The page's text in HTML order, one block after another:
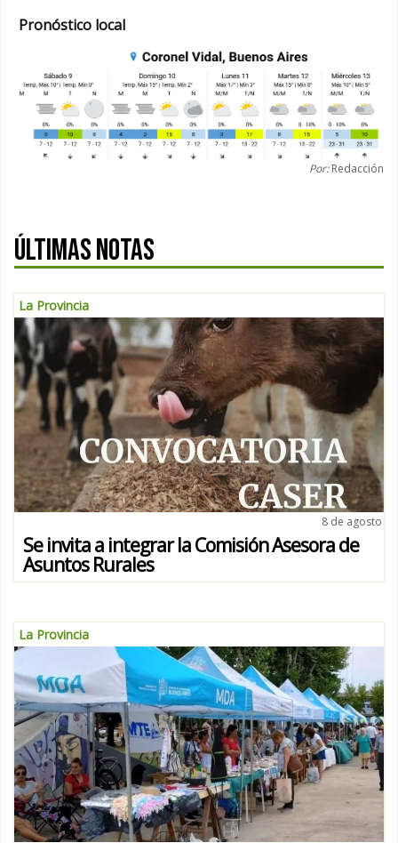
Pronóstico local
Por:Redacción
ÚLTIMAS NOTAS
La Provincia
8 de agosto
Se invita a integrar la Comisión Asesora de
Asuntos Rurales
La Provincia